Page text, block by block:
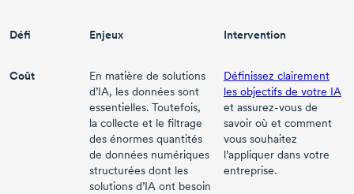
Défi Enjeux Intervention
Coût
En matière de solutions
d’IA, les données sont
essentielles. Toutefois,
la collecte et le filtrage
des énormes quantités
de données numériques
structurées dont les
solutions d’IA ont besoin
Définissez clairement
les objectifs de votre IA
et assurez-vous de
savoir où et comment
vous souhaitez
l’appliquer dans votre
entreprise.